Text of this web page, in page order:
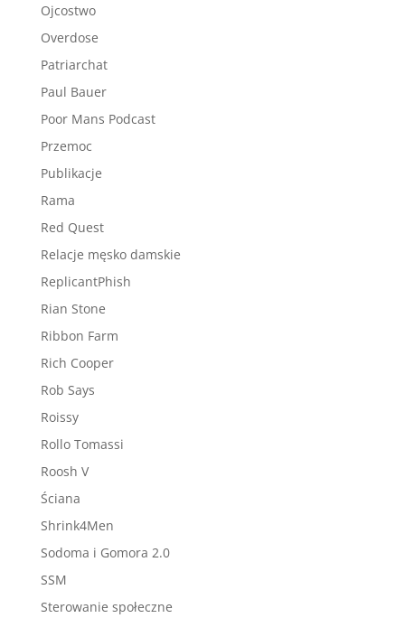
Ojcostwo
Overdose
Patriarchat
Paul Bauer
Poor Mans Podcast
Przemoc
Publikacje
Rama
Red Quest
Relacje męsko damskie
ReplicantPhish
Rian Stone
Ribbon Farm
Rich Cooper
Rob Says
Roissy
Rollo Tomassi
Roosh V
Ściana
Shrink4Men
Sodoma i Gomora 2.0
SSM
Sterowanie społeczne